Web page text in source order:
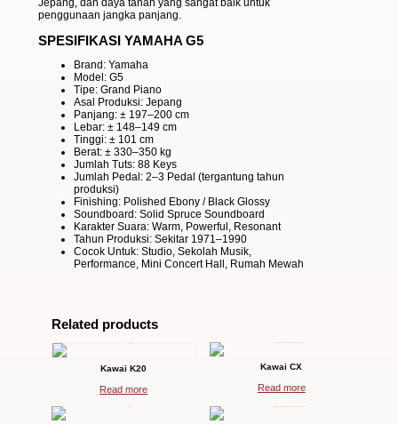
Jepang, dan daya tahan yang sangat baik untuk
penggunaan jangka panjang.
SPESIFIKASI YAMAHA G5
Brand: Yamaha
Model: G5
Tipe: Grand Piano
Asal Produksi: Jepang
Panjang: ± 197–200 cm
Lebar: ± 148–149 cm
Tinggi: ± 101 cm
Berat: ± 330–350 kg
Jumlah Tuts: 88 Keys
Jumlah Pedal: 2–3 Pedal (tergantung tahun
produksi)
Finishing: Polished Ebony / Black Glossy
Soundboard: Solid Spruce Soundboard
Karakter Suara: Warm, Powerful, Resonant
Tahun Produksi: Sekitar 1971–1990
Cocok Untuk: Studio, Sekolah Musik,
Performance, Mini Concert Hall, Rumah Mewah
Related products
Kawai K20
Read more
Kawai CX
Read more